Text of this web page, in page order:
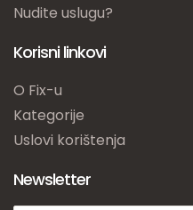
Nudite uslugu?
Korisni linkovi
O Fix-u
Kategorije
Uslovi korištenja
Newsletter